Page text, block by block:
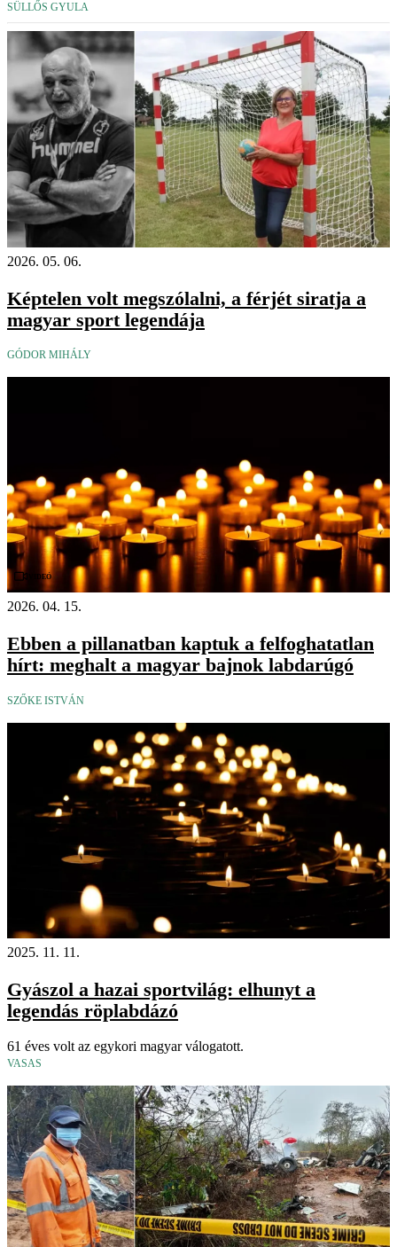
SÜLLŐS GYULA
2026. 05. 06.
Képtelen volt megszólalni, a férjét siratja a
magyar sport legendája
GÓDOR MIHÁLY
Videó
2026. 04. 15.
Ebben a pillanatban kaptuk a felfoghatatlan
hírt: meghalt a magyar bajnok labdarúgó
SZŐKE ISTVÁN
2025. 11. 11.
Gyászol a hazai sportvilág: elhunyt a
legendás röplabdázó
61 éves volt az egykori magyar válogatott.
VASAS